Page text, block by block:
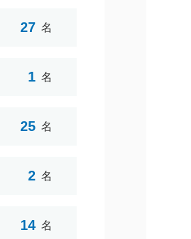
27 名
1 名
25 名
2 名
14 名